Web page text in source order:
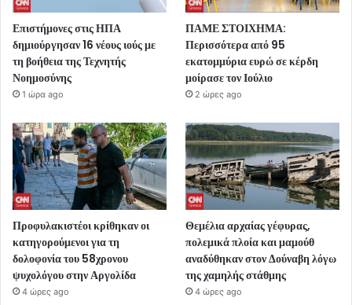
Επιστήμονες στις ΗΠΑ
δημιούργησαν 16 νέους ιούς με
τη βοήθεια της Τεχνητής
Νοημοσύνης
1 ώρα ago
ΠΑΜΕ ΣΤΟΙΧΗΜΑ:
Περισσότερα από 95
εκατομμύρια ευρώ σε κέρδη
μοίρασε τον Ιούλιο
2 ώρες ago
Προφυλακιστέοι κρίθηκαν οι
κατηγορούμενοι για τη
δολοφονία του 58χρονου
ψυχολόγου στην Αργολίδα
4 ώρες ago
Θεμέλια αρχαίας γέφυρας,
πολεμικά πλοία και μαμούθ
αναδύθηκαν στον Δούναβη λόγω
της χαμηλής στάθμης
4 ώρες ago